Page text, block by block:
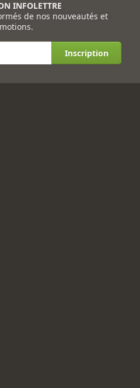
INFOLETTRE
de nos nouveautés et
Inscription